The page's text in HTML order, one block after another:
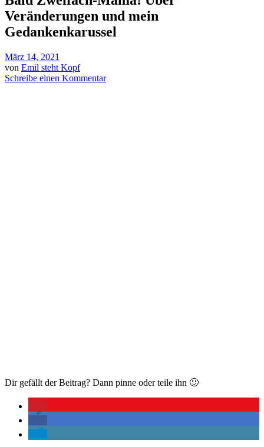
Veränderungen und mein
Gedankenkarussel
März 14, 2021
von Emil steht Kopf
Schreibe einen Kommentar
Dir gefällt der Beitrag? Dann pinne oder teile ihn 🙂